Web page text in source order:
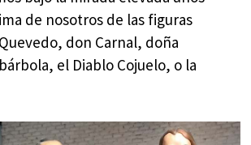
de nosotros de las figuras
don Carnal, doña
el Diablo Cojuelo, o la